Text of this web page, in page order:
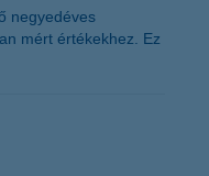
negyedéves
mért értékekhez. Ez